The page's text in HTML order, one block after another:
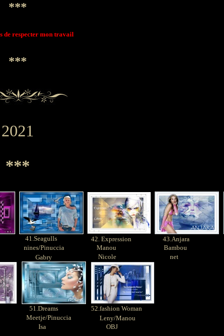
***
de respecter mon travail
***
2021
***
41.Seagulls 42. Expression
43.Anjara
nines/Pinuccia Manou
Bambou
Gabry Nicole net
51.Dreams
52.fashion Woman
Meetje/Pinuccia
Leny/Manou
Isa OBJ